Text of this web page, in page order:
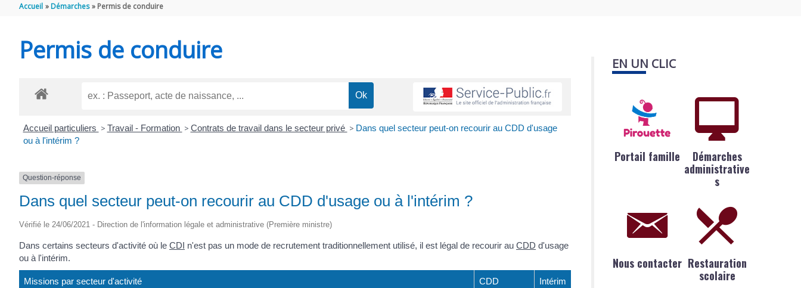
ROGATIEN
Accueil Démarches Permis de conduire
Permis de conduire
Accueil particuliers > Travail - Formation > Contrats de travail dans le secteur privé > Dans quel secteur peut-on recourir au CDD d'usage
ou à l'intérim ?
Question-réponse
Dans quel secteur peut-on recourir au CDD d'usage ou à l'intérim ?
Vérifié le 24/06/2021 - Direction de l'information légale et administrative (Première ministre)
Dans certains secteurs d'activité où le CDI n'est pas un mode de recrutement traditionnellement utilisé, il est légal de recourir au CDD d'usage
ou à l'intérim.
Missions par secteur d'activité
CDD
Intérim
EN UN CLIC
Portail famille
Démarches
administrative
s
Nous contacter Restauration
scolaire